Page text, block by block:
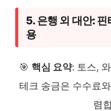
5. 은행 외 대안:
용
🎯 핵심 요약: 토스,
테크 송금은 수수료
렴